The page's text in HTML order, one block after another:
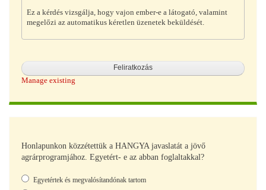
Ez a kérdés vizsgálja, hogy vajon ember-e a látogató, valamint
megelőzi az automatikus kéretlen üzenetek beküldését.
Manage existing
Honlapunkon közzétettük a HANGYA javaslatát a jövő
agrárprogramjához. Egyetért- e az abban foglaltakkal?
Választások
Egyetértek és megvalósítandónak tartom